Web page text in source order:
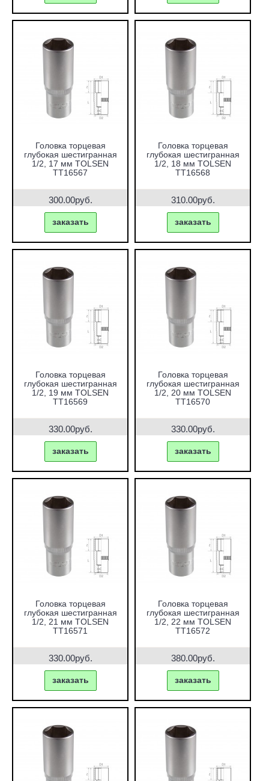
Головка торцевая
глубокая шестигранная
1/2, 17 мм TOLSEN
TT16567
300.00руб.
заказать
Головка торцевая
глубокая шестигранная
1/2, 18 мм TOLSEN
TT16568
310.00руб.
заказать
Головка торцевая
глубокая шестигранная
1/2, 19 мм TOLSEN
TT16569
330.00руб.
заказать
Головка торцевая
глубокая шестигранная
1/2, 20 мм TOLSEN
TT16570
330.00руб.
заказать
Головка торцевая
глубокая шестигранная
1/2, 21 мм TOLSEN
TT16571
330.00руб.
заказать
Головка торцевая
глубокая шестигранная
1/2, 22 мм TOLSEN
TT16572
380.00руб.
заказать